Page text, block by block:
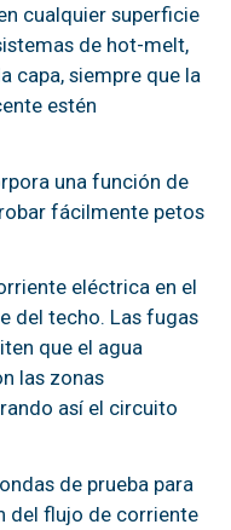
cualquier superficie
de hot-melt,
capa, siempre que la
estén
una función de
fácilmente petos
eléctrica en el
del techo. Las fugas
que el agua
las zonas
así el circuito
de prueba para
del flujo de corriente